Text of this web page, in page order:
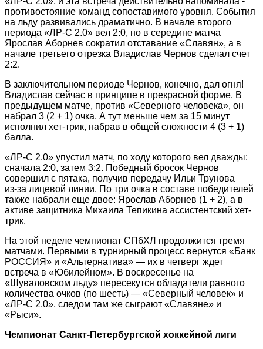
противостояние команд сопоставимого уровня. События
на льду развивались драматично. В начале второго
периода «ЛР-С 2.0» вел 2:0, но в середине матча
Ярослав ­Аборнев сократил отставание «Славян», а в
начале третьего отрезка ­Владислав Чернов сделал счет
2:2.
В заключительном периоде Чернов, конечно, дал огня!
Влади­слав сейчас в принципе в прекрасной форме. В
предыдущем матче, против «Северного человека», он
набрал 3 (2 + 1) очка. А тут меньше чем за 15 минут
исполнил хет-трик, набрав в общей сложности 4 (3 + 1)
балла.
«ЛР-С 2.0» упустил матч, по ходу которого вел дважды:
сначала 2:0, затем 3:2. Победный бросок Чернов
совершил с пятака, получив передачу Ильи Трунова
из‑за лицевой линии. По три очка в составе победителей
также набрали еще двое: Ярослав Аборнев (1 + 2), а в
активе защитника Михаила Тепикина ассистентский хет-
трик.
На этой неделе чемпионат ­СПбХЛ продолжится тремя
матчами. Первыми в турнирный процесс вернутся «Банк
РОССИЯ» и «Альтернатива» — их в четверг ждет
встреча в «Юбилейном». В воскресенье на
«Шуваловском льду» пересекутся обладатели равного
количества очков (по шесть) — «Северный человек» и
«ЛР-С 2.0», следом там же сыграют «Славяне» и
«Рыси».
Чемпионат Санкт-Петербургской хоккейной лиги